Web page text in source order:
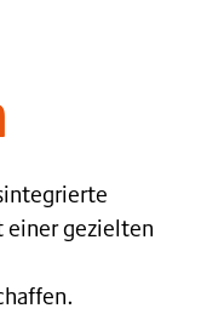
einer gezielten